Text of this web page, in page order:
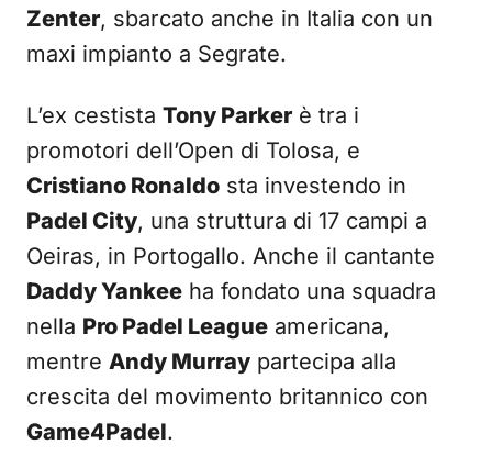
Zenter, sbarcato anche in Italia con un
maxi impianto a Segrate.
L’ex cestista Tony Parker è tra i
promotori dell’Open di Tolosa, e
Cristiano Ronaldo sta investendo in
Padel City, una struttura di 17 campi a
Oeiras, in Portogallo. Anche il cantante
Daddy Yankee ha fondato una squadra
nella Pro Padel League americana,
mentre Andy Murray partecipa alla
crescita del movimento britannico con
Game4Padel.